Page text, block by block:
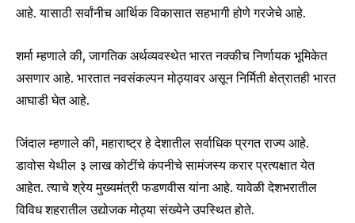
आहे. यासाठी सर्वांनीच आर्थिक विकासात सहभागी होणे गरजेचे आहे.
शर्मा म्हणाले की, जागतिक अर्थव्यवस्थेत भारत नक्कीच निर्णायक भूमिकेत
असणार आहे. भारतात नवसंकल्पन मोठ्यावर असून निर्मिती क्षेत्रातही भारत
आघाडी घेत आहे.
जिंदाल म्हणाले की, महाराष्ट्र हे देशातील सर्वाधिक प्रगत राज्य आहे.
डावोस येथील ३ लाख कोटींचे कंपनीचे सामंजस्य करार प्रत्यक्षात येत
आहेत. त्याचे श्रेय मुख्यमंत्री फडणवीस यांना आहे. यावेळी देशभरातील
विविध शहरातील उद्योजक मोठ्या संख्येने उपस्थित होते.